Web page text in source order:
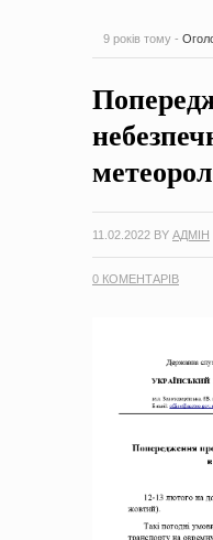
11.02.2022 BY АДМІН
0 КОМЕНТАРІВ